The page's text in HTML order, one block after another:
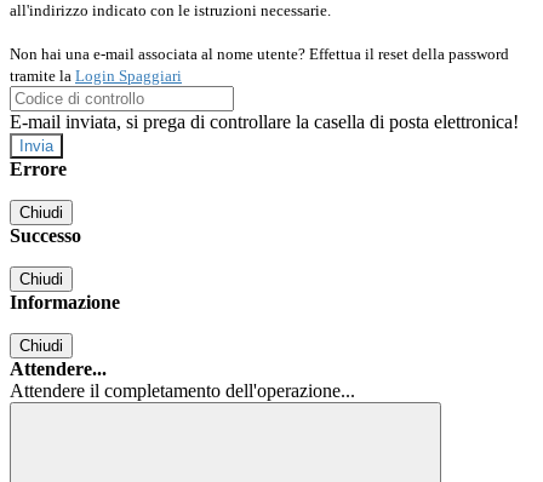
all'indirizzo indicato con le istruzioni necessarie.
Non hai una e-mail associata al nome utente? Effettua il reset della password
tramite la Login Spaggiari
E-mail inviata, si prega di controllare la casella di posta elettronica!
Errore
Chiudi
Successo
Chiudi
Informazione
Chiudi
Attendere...
Attendere il completamento dell'operazione...